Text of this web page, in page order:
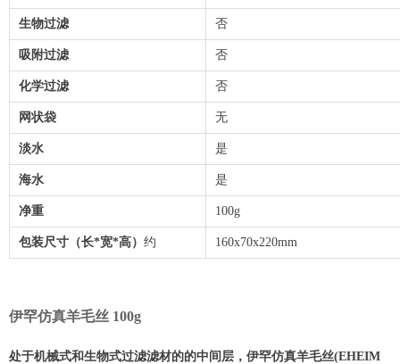
生物过滤 否
吸附过滤 否
化学过滤 否
网状袋 无
淡水 是
海水 是
净重 100g
包装尺寸（长*宽*高） 约 160x70x220mm
伊罕仿真羊毛丝 100g
处于机械式和生物式过滤滤材的的中间层，伊罕仿真羊毛丝(EHEIM